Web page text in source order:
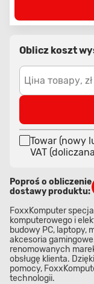
Oblicz koszt
Ціна товару, zł
Towar (nowy
VAT
Poproś o obliczenie
dostawy produktu:
FoxxKomputer
komputerowego i
budowy PC, laptopy,
akcesoria
renomowanych
obsługę klienta.
pomocy,
technologii.